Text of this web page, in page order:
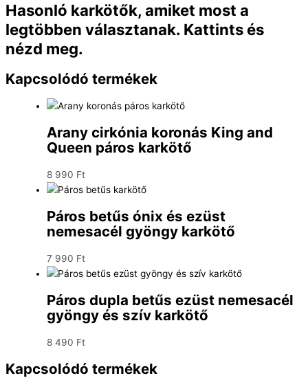
Hasonló karkötők, amiket most a
legtöbben választanak. Kattints és
nézd meg.
Kapcsolódó termékek
Arany cirkónia koronás King and
Queen páros karkötő
8 990 Ft
Páros betűs ónix és ezüst
nemesacél gyöngy karkötő
7 990 Ft
Páros dupla betűs ezüst nemesacél
gyöngy és szív karkötő
8 490 Ft
Kapcsolódó termékek